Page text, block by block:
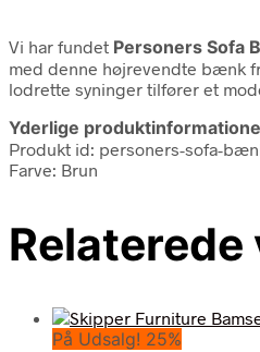
Vi har fundet Personers Sofa
med denne højrevendte bænk
lodrette syninger tilfører et
Yderlige
Produkt id: personers-sofa-
Farve: Brun
Relaterede
På Udsalg! 25%